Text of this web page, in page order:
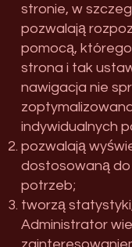
stronie, w
pozwalają
pomocą,
strona i tak
nawigacja nie
indywidualnych
pozwalają
dostosowaną do
potrzeb;
tworzą
Administrator